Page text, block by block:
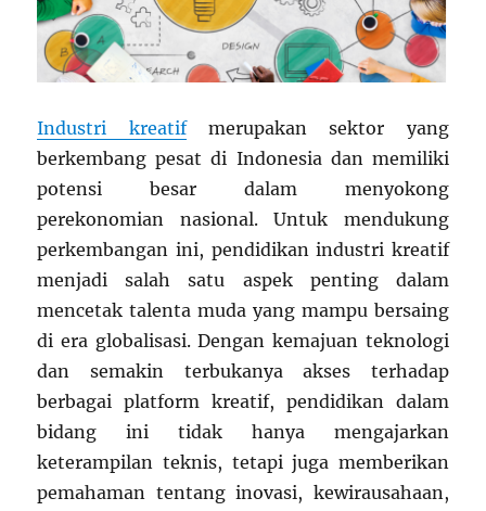
Industri kreatifmerupakan sektor yang
berkembang pesat di Indonesia dan memiliki
potensi besar dalam menyokong
perekonomian nasional. Untuk mendukung
perkembangan ini, pendidikan industri kreatif
menjadi salah satu aspek penting dalam
mencetak talenta muda yang mampu bersaing
di era globalisasi. Dengan kemajuan teknologi
dan semakin terbukanya akses terhadap
berbagai platform kreatif, pendidikan dalam
bidang ini tidak hanya mengajarkan
keterampilan teknis, tetapi juga memberikan
pemahaman tentang inovasi, kewirausahaan,